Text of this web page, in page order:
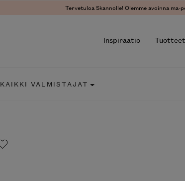
Tervetuloa Skannolle! Olemme avoinna ma-
Inspiraatio Tuotteet
KAIKKI VALMISTAJAT